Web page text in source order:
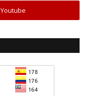
Youtube